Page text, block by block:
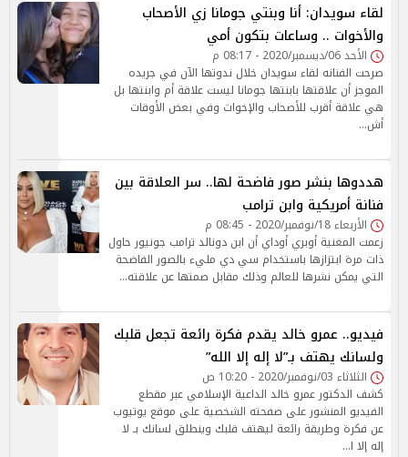
لقاء سويدان: أنا وبنتي جومانا زي الأصحاب
والأخوات .. وساعات بتكون أمي
الأحد 06/ديسمبر/2020 - 08:17 م
صرحت الفنانه لقاء سويدان خلال ندوتها الآن في جريده
الموجز أن علاقتها بابنتها جومانا ليست علاقة أم وابنتها بل
هي علاقة أقرب للأصحاب والإخوات وفي بعض الأوقات
أش…
هددوها بنشر صور فاضحة لها.. سر العلاقة بين
فنانة أمريكية وابن ترامب
الأربعاء 18/نوفمبر/2020 - 08:45 م
زعمت المغنية أوبري أوداي أن ابن دونالد ترامب جونيور حاول
ذات مرة ابتزازها باستخدام سي دي مليء بالصور الفاضحة
التي يمكن نشرها للعالم وذلك مقابل صمتها عن علاقته…
فيديو.. عمرو خالد يقدم فكرة رائعة تجعل قلبك
ولسانك يهتف بـ”لا إله إلا الله”
الثلاثاء 03/نوفمبر/2020 - 10:20 ص
كشف الدكتور عمرو خالد الداعية الإسلامي عبر مقطع
الفيديو المنشور على صفحته الشخصية على موقع يوتيوب
عن فكرة وطريقة رائعة ليهتف قلبك وينطلق لسانك بـ لا
إله إلا ا…